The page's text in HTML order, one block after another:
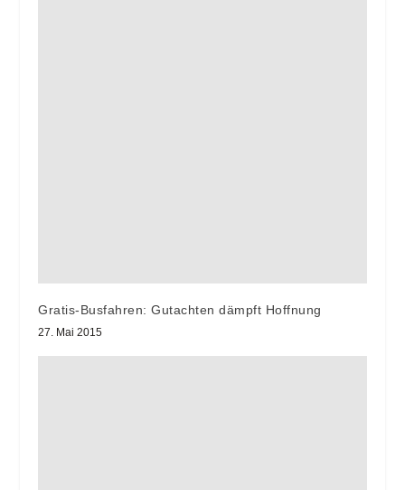
Gratis-Busfahren: Gutachten dämpft Hoffnung
27. Mai 2015